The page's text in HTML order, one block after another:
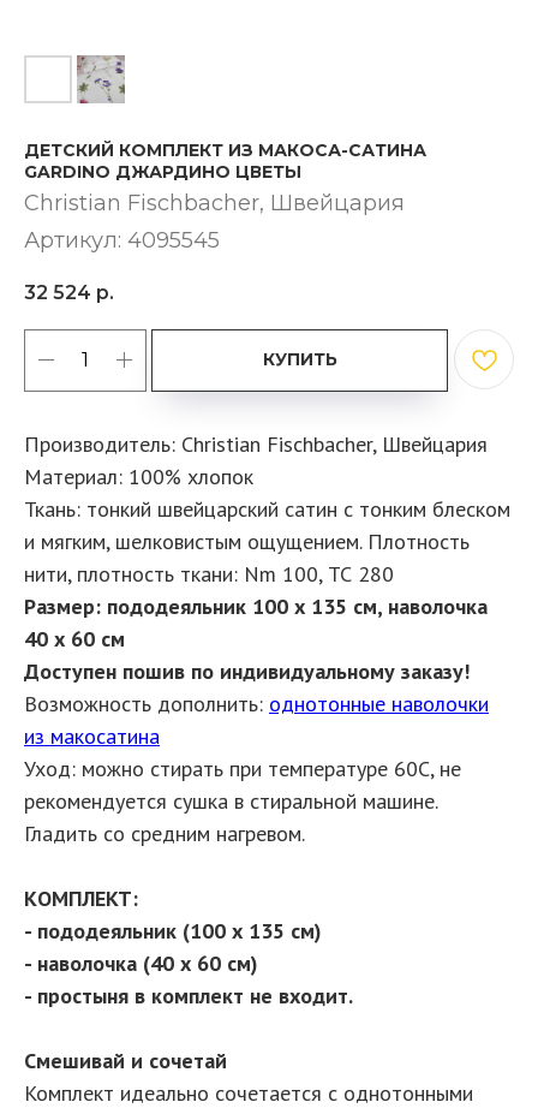
ДЕТСКИЙ КОМПЛЕКТ ИЗ МАКОСА-САТИНА
GARDINO ДЖАРДИНО ЦВЕТЫ
Christian Fischbacher, Швейцария
Артикул: 4095545
32 524 р.
КУПИТЬ
Производитель: Christian Fischbacher, Швейцария
Материал: 100% хлопок
Ткань: тонкий швейцарский сатин с тонким блеском
и мягким, шелковистым ощущением. Плотность
нити, плотность ткани: Nm 100, ТС 280
Размер: пододеяльник 100 х 135 см, наволочка
40 х 60 см
Доступен пошив по индивидуальному заказу!
Возможность дополнить: однотонные наволочки
из макосатина
Уход: можно стирать при температуре 60С, не
рекомендуется сушка в стиральной машине.
Гладить со средним нагревом.
КОМПЛЕКТ:
- пододеяльник (100 х 135 см)
- наволочка (40 х 60 см)
- простыня в комплект не входит.
Смешивай и сочетай
Комплект идеально сочетается с однотонными